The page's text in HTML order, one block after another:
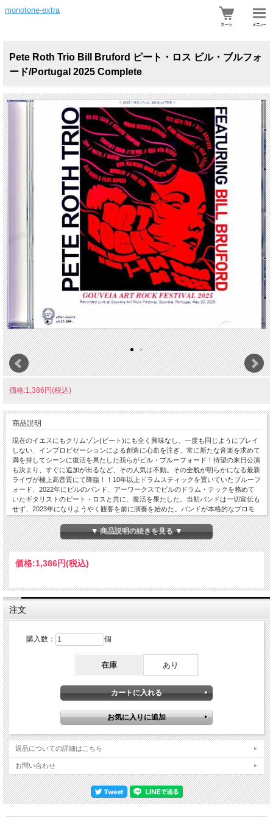
monotone-extra
Pete Roth Trio Bill Bruford ピート・ロス ビル・ブルフォ
ード/Portugal 2025 Complete
価格:1,386円(税込)
商品説明
現在のイエスにもクリムゾン(ビート)にも全く興味なし、一度も同じようにプレイ
しない、インプロビゼーションによる創造に心血を注ぎ、常に新たな音楽を求めて
満を持してシーンに復活を果たした我らがビル・ブルーフォード！待望の来日公演
も決まり、すぐに追加が出るなど、その人気は不動。その全貌が明らかになる最新
ライヴが極上高音質にて降臨！！10年以上ドラムスティックを置いていたブルーフ
ォード、2022年にビルのバンド、アーワークスでビルのドラム・テックを務めて
いたギタリストのピート・ロスと共に、復活を果たした。当初バンドは一切宣伝も
せず、2023年になりようやく観客を前に演奏を始めた。バンドが本格的なプロモ
ーションを行なうようになったのは最近のことで、昨年イギリスで短いツアーを行
った。今年、2025年に入りイギリス、さらにヨーロッパ、6月にはここにほんでの
来日公演も決まった。さらに早々に追加公演も決定。やはりここ日本でもブルーフ
ォードの人気は未だに絶大だ。そのピート・ロス・トリオ・フューチャリング・ビ
ル・ブルーフォード、ベースはマイク・プラットによる2025年3月3日ポルトガル
のゴウヴェイアで行われたゴウヴェイア・アート・ロック・フェスティバルに於け
全収録したアイテムが入荷しました！！
▼ 商品説明の続きを見る ▼
価格:1,386円(税込)
注文
購入数： 個
在庫 あり
返品についての詳細はこちら
お問い合わせ